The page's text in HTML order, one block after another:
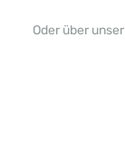
Oder über unser